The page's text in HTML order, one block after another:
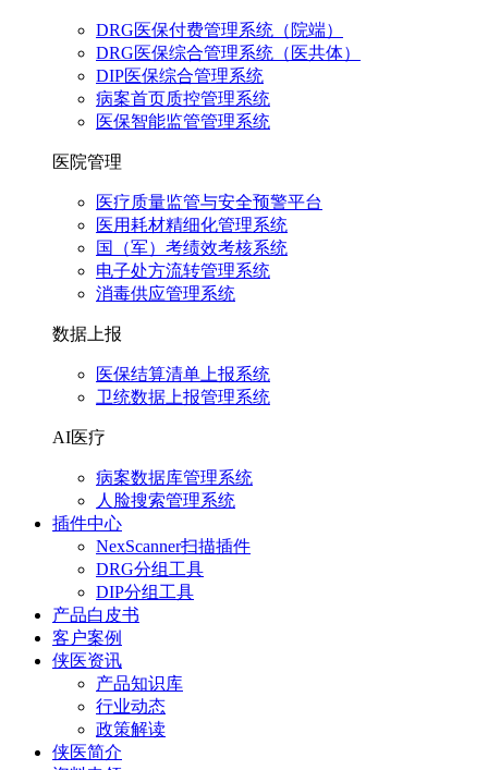
DRG医保付费管理系统（院端）
DRG医保综合管理系统（医共体）
DIP医保综合管理系统
病案首页质控管理系统
医保智能监管管理系统
医院管理
医疗质量监管与安全预警平台
医用耗材精细化管理系统
国（军）考绩效考核系统
电子处方流转管理系统
消毒供应管理系统
数据上报
医保结算清单上报系统
卫统数据上报管理系统
AI医疗
病案数据库管理系统
人脸搜索管理系统
插件中心
NexScanner扫描插件
DRG分组工具
DIP分组工具
产品白皮书
客户案例
侠医资讯
产品知识库
行业动态
政策解读
侠医简介